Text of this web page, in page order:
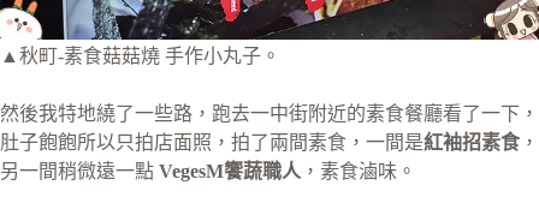
▲秋町-素食菇菇燒 手作小丸子。
然後我特地繞了一些路，跑去一中街附近的素食餐廳看了一下，
肚子飽飽所以只拍店面照，拍了兩間素食，一間是紅袖招素食 ，
另一間稍微遠一點 VegesM饗蔬職人 ，素食滷味。